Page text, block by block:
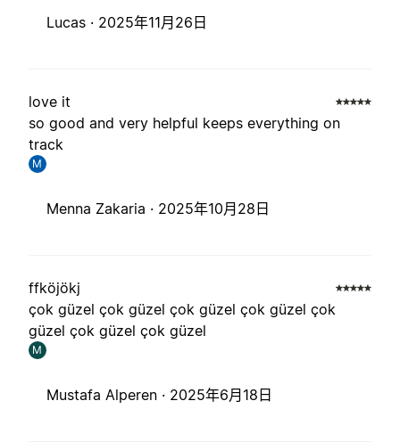
Lucas · 2025年11月26日
love it
so good and very helpful keeps everything on
track
M
Menna Zakaria · 2025年10月28日
ffköjökj
çok güzel çok güzel çok güzel çok güzel çok
güzel çok güzel çok güzel
M
Mustafa Alperen · 2025年6月18日